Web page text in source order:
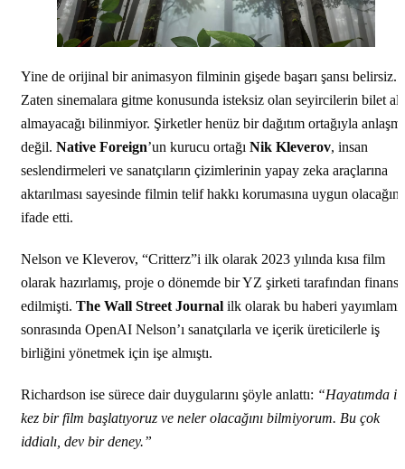
Yine de orijinal bir animasyon filminin gişede başarı şansı belirsiz.
Zaten sinemalara gitme konusunda isteksiz olan seyircilerin bilet
almayacağı bilinmiyor. Şirketler henüz bir dağıtım ortağıyla
değil. Native Foreign’un kurucu ortağı Nik Kleverov, insan
seslendirmeleri ve sanatçıların çizimlerinin yapay zeka araçlarına
aktarılması sayesinde filmin telif hakkı korumasına uygun olacağını
ifade etti.
Nelson ve Kleverov, “Critterz”i ilk olarak 2023 yılında kısa film
olarak hazırlamış, proje o dönemde bir YZ şirketi tarafından finanse
edilmişti. The Wall Street Journal ilk olarak bu haberi
sonrasında OpenAI Nelson’ı sanatçılarla ve içerik üreticilerle iş
birliğini yönetmek için işe almıştı.
Richardson ise sürece dair duygularını şöyle anlattı: “Hayatımda
kez bir film başlatıyoruz ve neler olacağını bilmiyorum. Bu çok
iddialı, dev bir deney.”